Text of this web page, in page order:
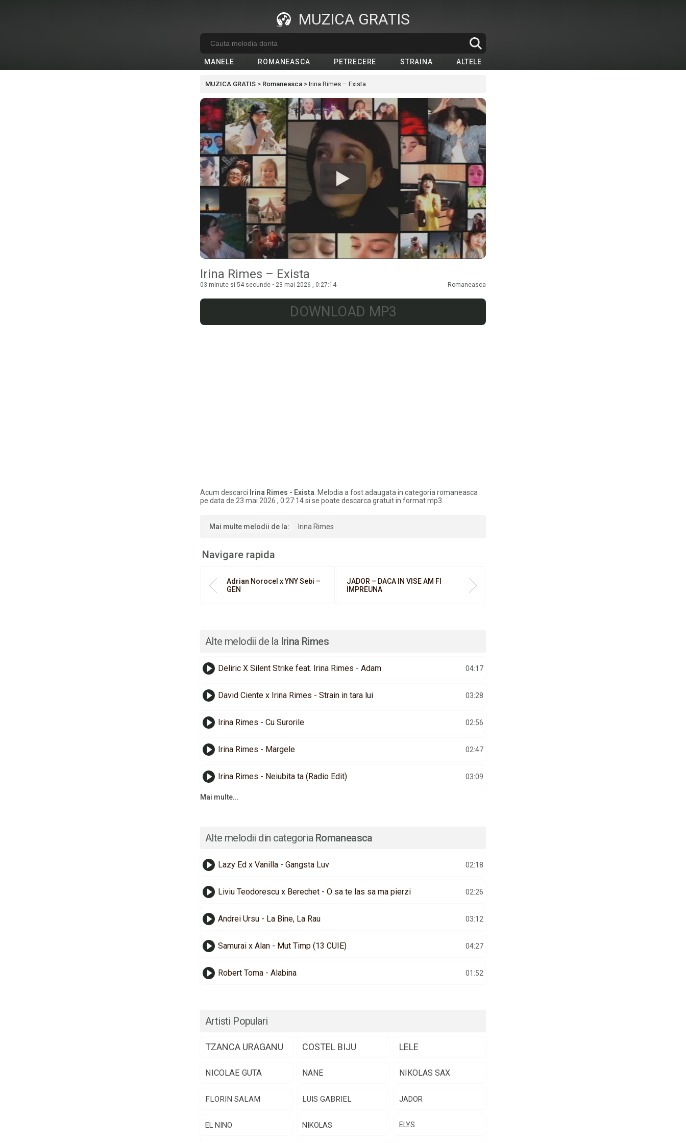
MUZICA GRATIS
MANELE ROMANEASCA PETRECERE STRAINA ALTELE
MUZICA GRATIS > Romaneasca > Irina Rimes – Exista
Irina Rimes – Exista
03 minute si 54 secunde • 23 mai 2026 , 0:27:14 Romaneasca
DOWNLOAD MP3
Acum descarci Irina Rimes - Exista . Melodia a fost adaugata in categoria romaneasca
pe data de 23 mai 2026 , 0:27:14 si se poate descarca gratuit in format mp3.
Mai multe melodii de la: Irina Rimes
Navigare rapida
Adrian Norocel x YNY Sebi –
GEN
JADOR – DACA IN VISE AM FI
IMPREUNA
Alte melodii de la Irina Rimes
Deliric X Silent Strike feat. Irina Rimes - Adam 04:17
David Ciente x Irina Rimes - Strain in tara lui 03:28
Irina Rimes - Cu Surorile 02:56
Irina Rimes - Margele 02:47
Irina Rimes - Neiubita ta (Radio Edit) 03:09
Mai multe...
Alte melodii din categoria Romaneasca
Lazy Ed x Vanilla - Gangsta Luv 02:18
Liviu Teodorescu x Berechet - O sa te las sa ma pierzi 02:26
Andrei Ursu - La Bine, La Rau 03:12
Samurai x Alan - Mut Timp (13 CUIE) 04:27
Robert Toma - Alabina 01:52
Artisti Populari
TZANCA URAGANU COSTEL BIJU LELE
NICOLAE GUTA NANE NIKOLAS SAX
FLORIN SALAM LUIS GABRIEL JADOR
EL NINO NIKOLAS ELYS